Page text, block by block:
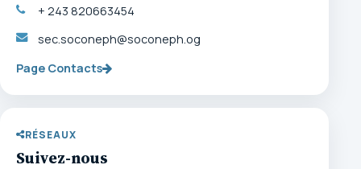
+ 243 820663454
sec.soconeph@soconeph.og
Page Contacts
RÉSEAUX
Suivez-nous